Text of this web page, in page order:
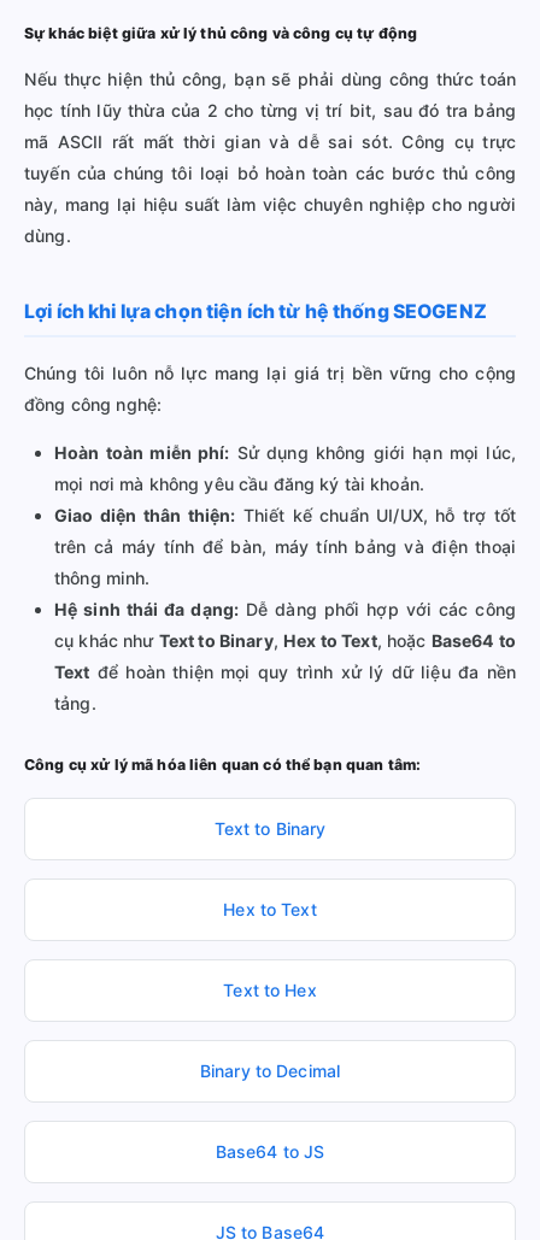
Sự khác biệt giữa xử lý thủ công và công cụ tự động
Nếu thực hiện thủ công, bạn sẽ phải dùng công thức toán
học tính lũy thừa của 2 cho từng vị trí bit, sau đó tra bảng
mã ASCII rất mất thời gian và dễ sai sót. Công cụ trực
tuyến của chúng tôi loại bỏ hoàn toàn các bước thủ công
này, mang lại hiệu suất làm việc chuyên nghiệp cho người
dùng.
Lợi ích khi lựa chọn tiện ích từ hệ thống SEOGENZ
Chúng tôi luôn nỗ lực mang lại giá trị bền vững cho cộng
đồng công nghệ:
Hoàn toàn miễn phí: Sử dụng không giới hạn mọi lúc,
mọi nơi mà không yêu cầu đăng ký tài khoản.
Giao diện thân thiện: Thiết kế chuẩn UI/UX, hỗ trợ tốt
trên cả máy tính để bàn, máy tính bảng và điện thoại
thông minh.
Hệ sinh thái đa dạng: Dễ dàng phối hợp với các công
cụ khác như Text to Binary, Hex to Text, hoặc Base64 to
Text để hoàn thiện mọi quy trình xử lý dữ liệu đa nền
tảng.
Công cụ xử lý mã hóa liên quan có thể bạn quan tâm:
Text to Binary
Hex to Text
Text to Hex
Binary to Decimal
Base64 to JS
JS to Base64